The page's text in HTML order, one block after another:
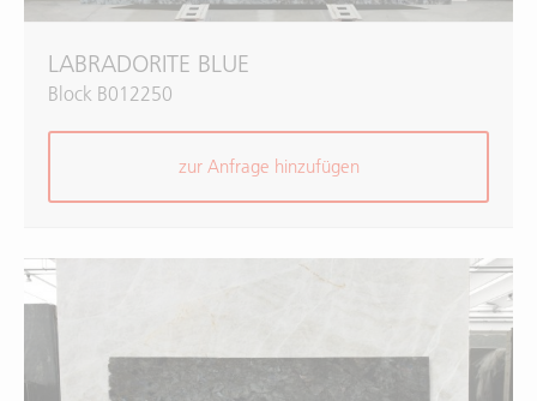
LABRADORITE BLUE
Block B012250
zur Anfrage hinzufügen